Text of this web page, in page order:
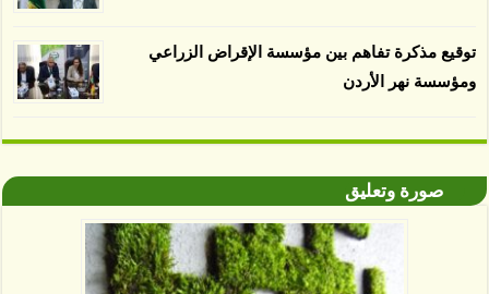
توقيع مذكرة تفاهم بين مؤسسة الإقراض الزراعي
ومؤسسة نهر الأردن
صورة وتعليق